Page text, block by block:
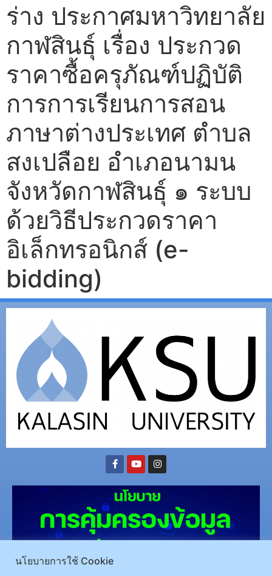
ร่าง ประกาศมหาวิทยาลัย
กาฬสินธุ์ เรื่อง ประกวด
ราคาซื้อครุภัณฑ์ปฏิบัติ
การการเรียนการสอน
ภาษาต่างประเทศ ตำบล
สงเปลือย อำเภอนามน
จังหวัดกาฬสินธุ์ ๑ ระบบ
ด้วยวิธีประกวดราคา
อิเล็กทรอนิกส์ (e-
bidding)
นโยบายการใช้ Cookie